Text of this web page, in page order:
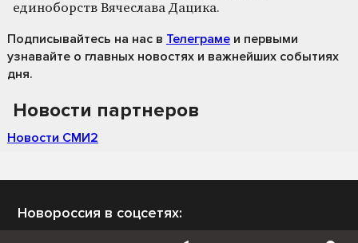
единоборств Вячеслава Дацика.
Подписывайтесь на нас в Телеграме и первыми
узнавайте о главных новостях и важнейших событиях
дня.
Новости партнеров
Новости СМИ2
Новороссия в соцсетях: